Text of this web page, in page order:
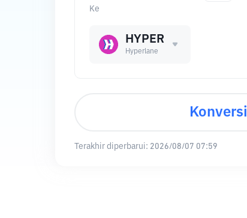
Ke
HYPER
Hyperlane
Konversi
Terakhir diperbarui: 2026/08/07 07:59